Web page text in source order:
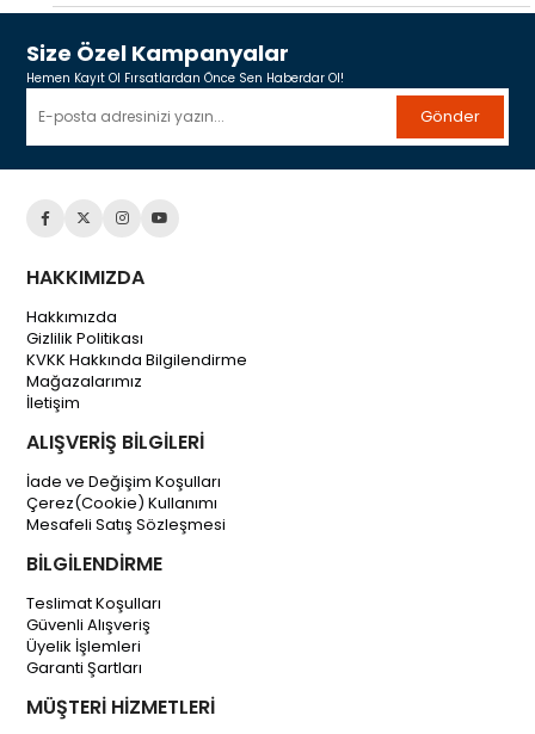
Size Özel Kampanyalar
Hemen Kayıt Ol Fırsatlardan Önce Sen Haberdar Ol!
Gönder
HAKKIMIZDA
Hakkımızda
Gizlilik Politikası
KVKK Hakkında Bilgilendirme
Mağazalarımız
İletişim
ALIŞVERİŞ BİLGİLERİ
İade ve Değişim Koşulları
Çerez(Cookie) Kullanımı
Mesafeli Satış Sözleşmesi
BİLGİLENDİRME
Teslimat Koşulları
Güvenli Alışveriş
Üyelik İşlemleri
Garanti Şartları
MÜŞTERİ HİZMETLERİ